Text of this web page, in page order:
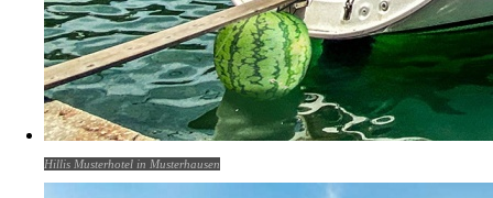
Hillis Musterhotel in Musterhausen